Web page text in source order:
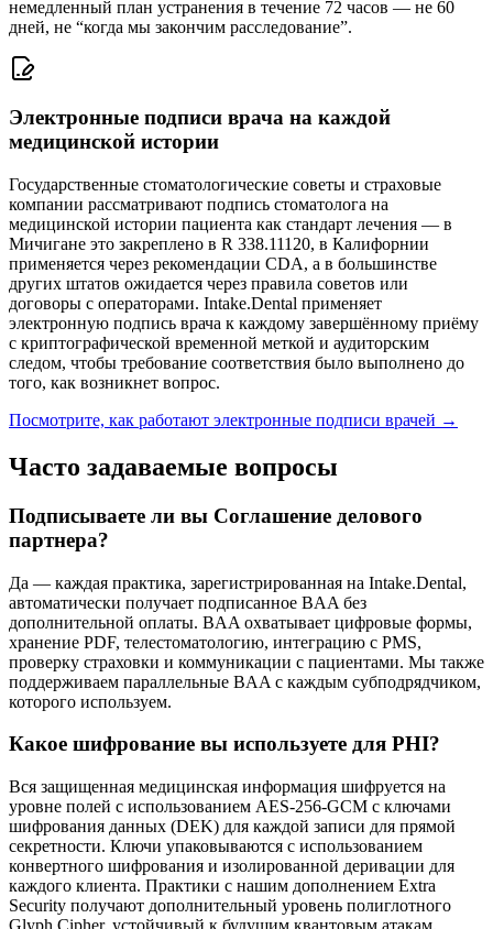
немедленный план устранения в течение 72 часов — не 60
дней, не “когда мы закончим расследование”.
Электронные подписи врача на каждой
медицинской истории
Государственные стоматологические советы и страховые
компании рассматривают подпись стоматолога на
медицинской истории пациента как стандарт лечения — в
Мичигане это закреплено в R 338.11120, в Калифорнии
применяется через рекомендации CDA, а в большинстве
других штатов ожидается через правила советов или
договоры с операторами. Intake.Dental применяет
электронную подпись врача к каждому завершённому приёму
с криптографической временной меткой и аудиторским
следом, чтобы требование соответствия было выполнено до
того, как возникнет вопрос.
Посмотрите, как работают электронные подписи врачей →
Часто задаваемые вопросы
Подписываете ли вы Соглашение делового
партнера?
Да — каждая практика, зарегистрированная на Intake.Dental,
автоматически получает подписанное BAA без
дополнительной оплаты. BAA охватывает цифровые формы,
хранение PDF, телестоматологию, интеграцию с PMS,
проверку страховки и коммуникации с пациентами. Мы также
поддерживаем параллельные BAA с каждым субподрядчиком,
которого используем.
Какое шифрование вы используете для PHI?
Вся защищенная медицинская информация шифруется на
уровне полей с использованием AES-256-GCM с ключами
шифрования данных (DEK) для каждой записи для прямой
секретности. Ключи упаковываются с использованием
конвертного шифрования и изолированной деривации для
каждого клиента. Практики с нашим дополнением Extra
Security получают дополнительный уровень полиглотного